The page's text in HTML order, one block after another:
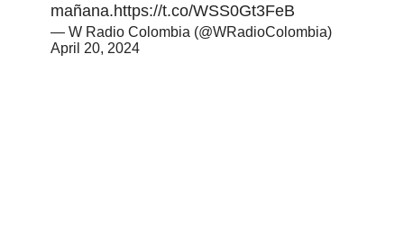
mañana.https://t.co/WSS0Gt3FeB
— W Radio Colombia (@WRadioColombia)
April 20, 2024